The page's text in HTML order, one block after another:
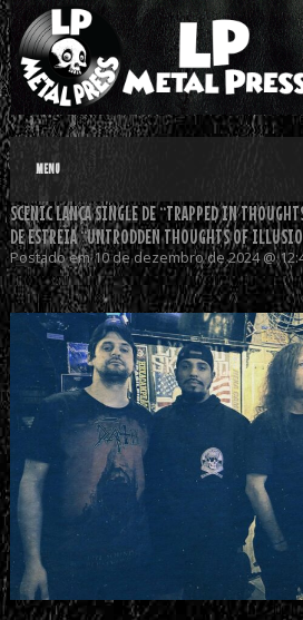
MENU
SCENIC LANÇA SINGLE DE “TRAPPED IN
DE ESTREIA “UNTRODDEN THOUGHTS OF
Postado em 10 de dezembro de 2024 @